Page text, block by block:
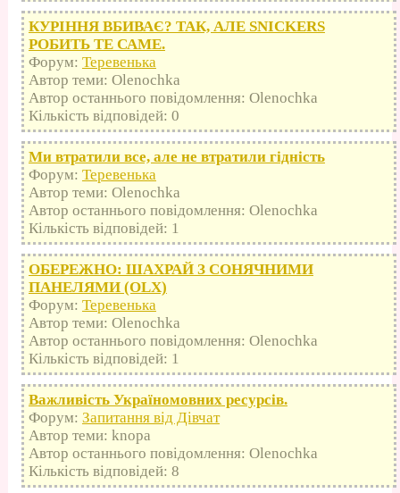
КУРІННЯ ВБИВАЄ? ТАК, АЛЕ SNICKERS
РОБИТЬ ТЕ САМЕ.
Форум: Теревенька
Автор теми: Olenochka
Автор останнього повідомлення: Olenochka
Кількість відповідей: 0
Ми втратили все, але не втратили гідність
Форум: Теревенька
Автор теми: Olenochka
Автор останнього повідомлення: Olenochka
Кількість відповідей: 1
ОБЕРЕЖНО: ШАХРАЙ З СОНЯЧНИМИ
ПАНЕЛЯМИ (OLX)
Форум: Теревенька
Автор теми: Olenochka
Автор останнього повідомлення: Olenochka
Кількість відповідей: 1
Важливість Україномовних ресурсів.
Форум: Запитання від Дівчат
Автор теми: knopa
Автор останнього повідомлення: Olenochka
Кількість відповідей: 8